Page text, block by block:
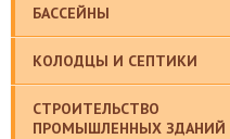
БАССЕЙНЫ
КОЛОДЦЫ И СЕПТИКИ
СТРОИТЕЛЬСТВО
ПРОМЫШЛЕННЫХ ЗДАНИЙ